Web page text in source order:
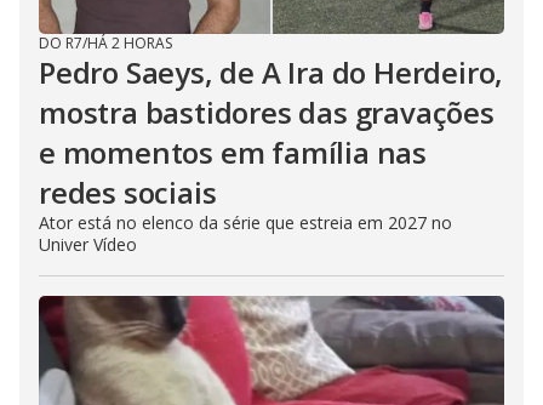
DO R7/HÁ 2 HORAS
Pedro Saeys, de A Ira do Herdeiro,
mostra bastidores das gravações
e momentos em família nas
redes sociais
Ator está no elenco da série que estreia em 2027 no
Univer Vídeo